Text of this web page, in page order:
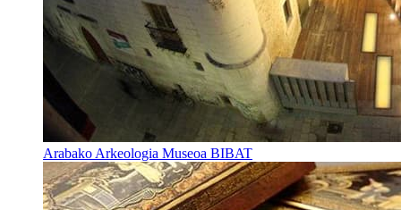
Arabako Arkeologia Museoa BIBAT